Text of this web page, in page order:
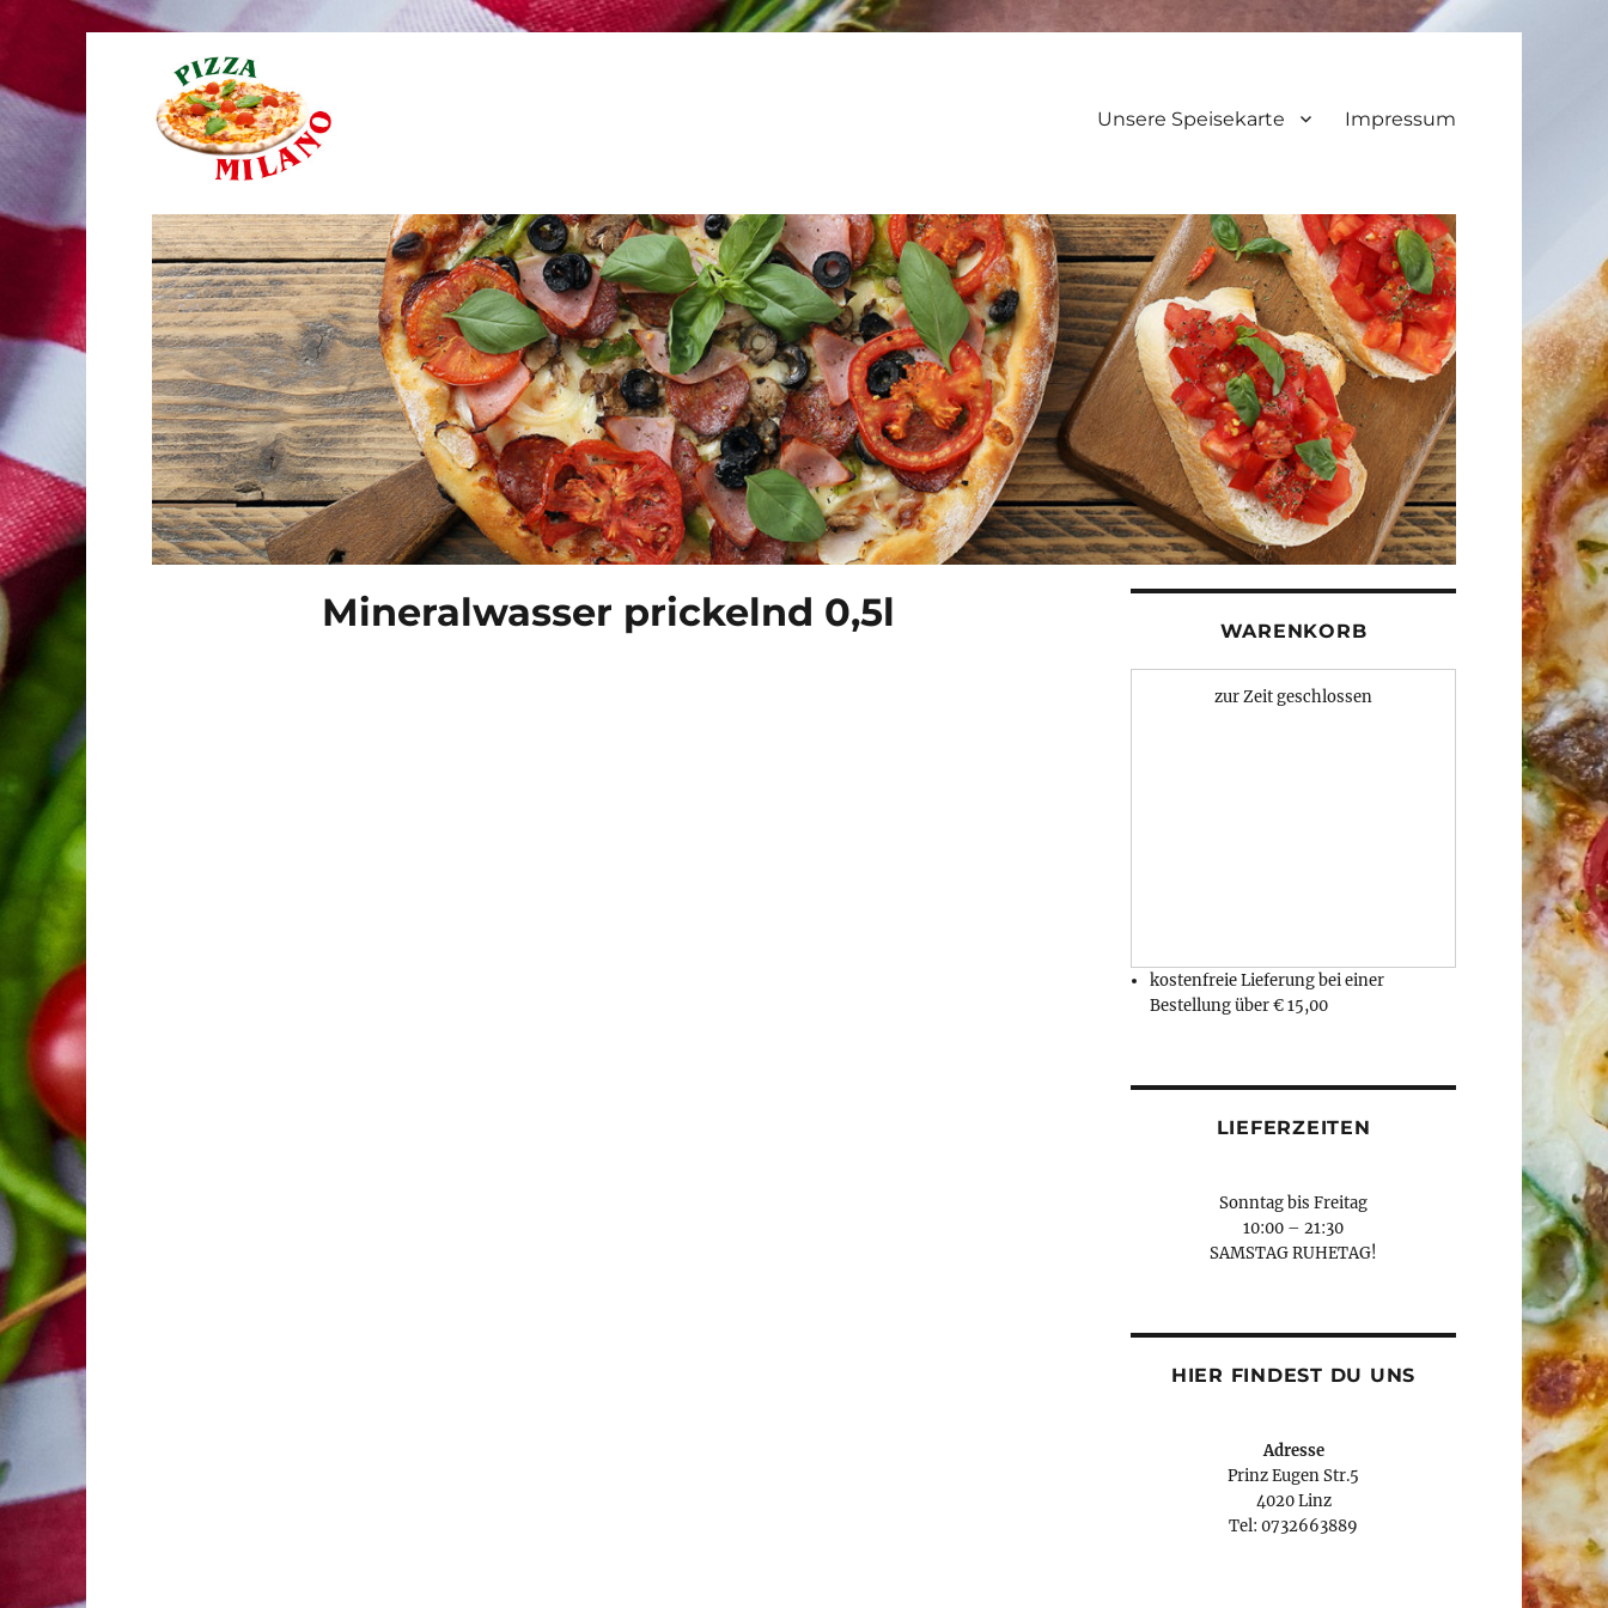
Pizza Milano Linz
Unsere Speisekarte Impressum
Mineralwasser prickelnd 0,5l WARENKORB
zur Zeit geschlossen
kostenfreie Lieferung bei einer
Bestellung über€ 15,00
LIEFERZEITEN
Sonntag bis Freitag
10:00 – 21:30
SAMSTAG RUHETAG!
HIER FINDEST DU UNS
Adresse
Prinz Eugen Str.5
4020 Linz
Tel: 0732663889